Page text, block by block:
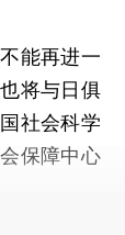
能再进一
将与日俱
社会科学
保障中心